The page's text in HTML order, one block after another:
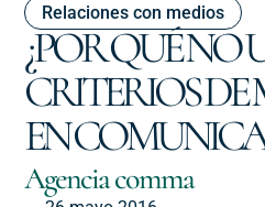
¿POR QUÉ NO
CRITERIOS
EN
Relaciones con medios
Agencia comma